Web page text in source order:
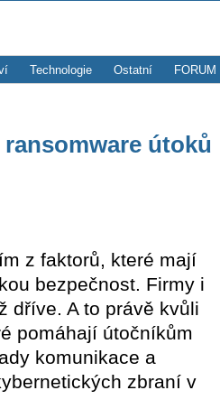
Technologie Ostatní FORUM
útoků
z faktorů, které mají
bezpečnost. Firmy i
dříve. A to právě kvůli
pomáhají útočníkům
komunikace a
zbraní v